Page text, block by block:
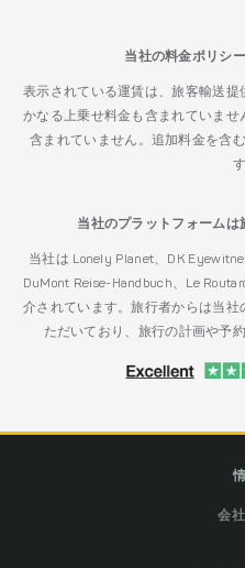
当社の料金ポリシ
表示されている運賃は、旅客輸送
かなる上乗せ料金も含まれていま
含まれていません。追加料金を含
す
当社のプラットフォームは
当社は Lonely Planet、DK
DuMont Reise-Handbuch、Le
介されています。旅行者からは当
ただいており、旅行の計画や予
会